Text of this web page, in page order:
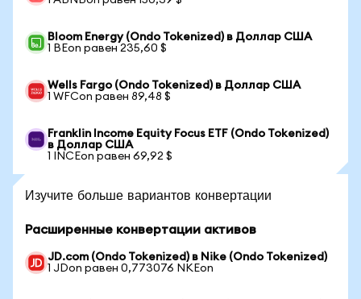
Bloom Energy (Ondo Tokenized) в Доллар США
1 BEon равен 235,60 $
Wells Fargo (Ondo Tokenized) в Доллар США
1 WFCon равен 89,48 $
Franklin Income Equity Focus ETF (Ondo Tokenized)
в Доллар США
1 INCEon равен 69,92 $
Изучите больше вариантов конвертации
Расширенные конвертации активов
JD.com (Ondo Tokenized) в Nike (Ondo Tokenized)
1 JDon равен 0,773076 NKEon